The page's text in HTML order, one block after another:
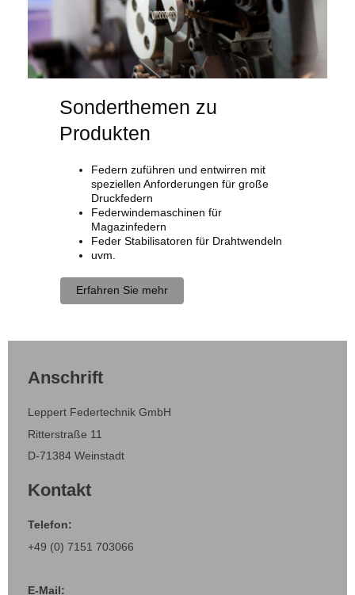
Sonderthemen zu
Produkten
Federn zuführen und entwirren mit
speziellen Anforderungen für große
Druckfedern
Federwindemaschinen für
Magazinfedern
Feder Stabilisatoren für Drahtwendeln
uvm.
Erfahren Sie mehr
Anschrift
Leppert Federtechnik GmbH
Ritterstraße 11
D-71384 Weinstadt
Kontakt
Telefon:
+49 (0) 7151 703066
E-Mail: